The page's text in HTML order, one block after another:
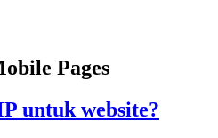
Pages
untuk website?